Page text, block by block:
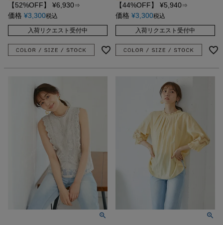
【52%OFF】 ¥6,930⇒
価格 ¥3,300税込
入荷リクエスト受付中
【44%OFF】 ¥5,940⇒
価格 ¥3,300税込
入荷リクエスト受付中